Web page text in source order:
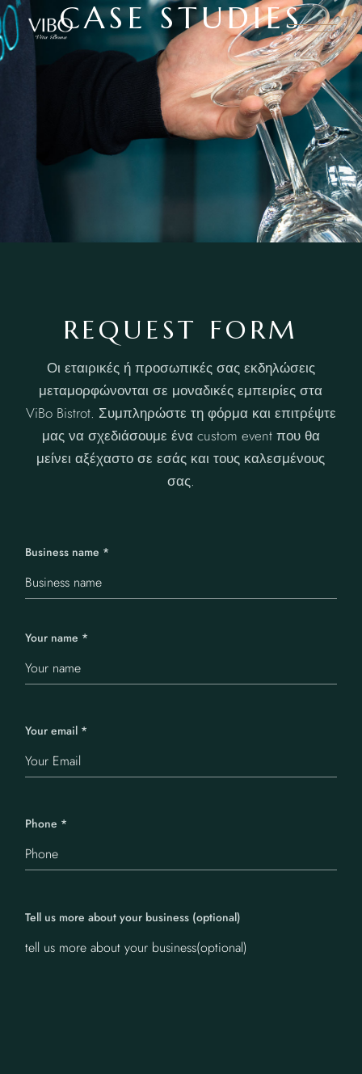
CASE STUDIES
REQUEST FORM
Οι εταιρικές ή προσωπικές σας εκδηλώσεις
μεταμορφώνονται σε μοναδικές εμπειρίες στα
ViBo Bistrot. Συμπληρώστε τη φόρμα και επιτρέψτε
μας να σχεδιάσουμε ένα custom event που θα
μείνει αξέχαστο σε εσάς και τους καλεσμένους
σας.
Business name *
Your name *
Your email *
Phone *
Tell us more about your business (optional)